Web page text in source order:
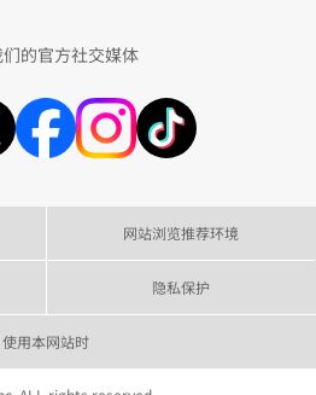
的官方社交媒体
网站浏览推荐环境
隐私保护
使用本网站时